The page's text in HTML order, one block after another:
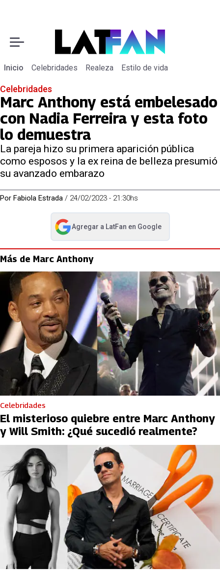
Inicio Celebridades Realeza Estilo de vida
Celebridades
Marc Anthony está embelesado
con Nadia Ferreira y esta foto
lo demuestra
La pareja hizo su primera aparición pública
como esposos y la ex reina de belleza presumió
su avanzado embarazo
Por Fabiola Estrada / 24/02/2023 - 21:30hs
Agregar a LatFan en Google
abre en nueva pestaña
Más de Marc Anthony
Celebridades
El misterioso quiebre entre Marc Anthony
y Will Smith: ¿Qué sucedió realmente?